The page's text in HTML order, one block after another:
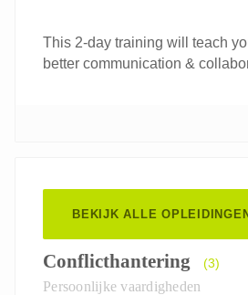
This 2-day training will teach
better communication &
BEKIJK ALLE OPLEIDINGEN
Conflicthantering (3)
Persoonlijke vaardigheden